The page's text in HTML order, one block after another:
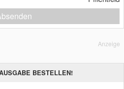
Anzeige
BESTELLEN!